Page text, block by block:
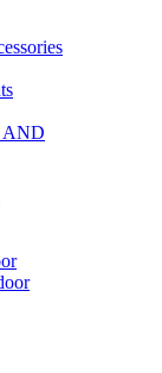
AND